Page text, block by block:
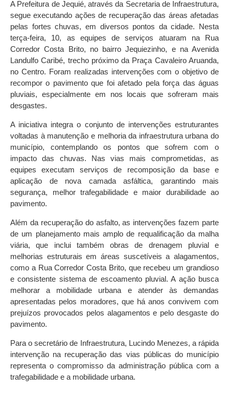
A Prefeitura de Jequié, através da Secretaria de Infraestrutura,
segue executando ações de recuperação das áreas afetadas
pelas fortes chuvas, em diversos pontos da cidade. Nesta
terça-feira, 10, as equipes de serviços atuaram na Rua
Corredor Costa Brito, no bairro Jequiezinho, e na Avenida
Landulfo Caribé, trecho próximo da Praça Cavaleiro Aruanda,
no Centro. Foram realizadas intervenções com o objetivo de
recompor o pavimento que foi afetado pela força das águas
pluviais, especialmente em nos locais que sofreram mais
desgastes.
A iniciativa integra o conjunto de intervenções estruturantes
voltadas à manutenção e melhoria da infraestrutura urbana do
município, contemplando os pontos que sofrem com o
impacto das chuvas. Nas vias mais comprometidas, as
equipes executam serviços de recomposição da base e
aplicação de nova camada asfáltica, garantindo mais
segurança, melhor trafegabilidade e maior durabilidade ao
pavimento.
Além da recuperação do asfalto, as intervenções fazem parte
de um planejamento mais amplo de requalificação da malha
viária, que inclui também obras de drenagem pluvial e
melhorias estruturais em áreas suscetíveis a alagamentos,
como a Rua Corredor Costa Brito, que recebeu um grandioso
e consistente sistema de escoamento pluvial. A ação busca
melhorar a mobilidade urbana e atender às demandas
apresentadas pelos moradores, que há anos convivem com
prejuízos provocados pelos alagamentos e pelo desgaste do
pavimento.
Para o secretário de Infraestrutura, Lucindo Menezes, a rápida
intervenção na recuperação das vias públicas do município
representa o compromisso da administração pública com a
trafegabilidade e a mobilidade urbana.